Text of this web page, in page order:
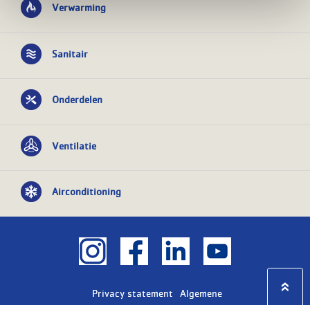
Verwarming
Sanitair
Onderdelen
Ventilatie
Airconditioning
Privacy statement
Algemene